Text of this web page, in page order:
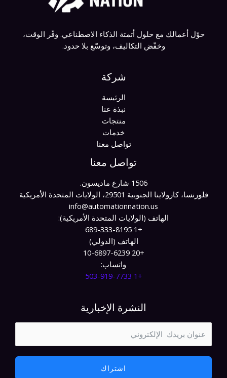
حوّل أعمالك مع حلول أتمتة الذكاء الاصطناعي. وفّر الوقت،
وخفّض التكاليف، وتوسّع بلا حدود.
شركة
الرئيسة
نبذة عنا
منتجات
خدمات
تواصل معنا
تواصل معنا
1506 شارع ماديسون.
فلورنسا، كارولاينا الجنوبية 29501، الولايات المتحدة الأمريكية
info@automationnation.us​​
الهاتف (الولايات المتحدة الأمريكية):
+1 689-333-8195
الهاتف (الدولي)
+20 10-6897-6239
واتساب:
+1 503-919-7733​
النشرة الإخبارية
اشتراك